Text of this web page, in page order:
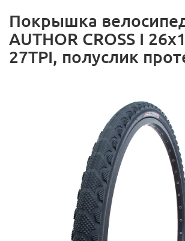
Покрышка
AUTHOR CROSS I
27TPI, полуслик